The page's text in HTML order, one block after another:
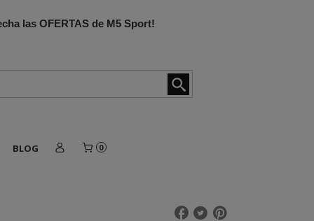
las OFERTAS de M5 Sport!
BLOG 0